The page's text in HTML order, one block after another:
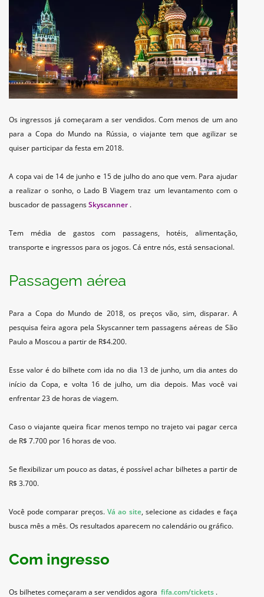
Os ingressos já começaram a ser vendidos. Com menos de um ano
para a Copa do Mundo na Rússia, o viajante tem que agilizar se
quiser participar da festa em 2018.
A copa vai de 14 de junho e 15 de julho do ano que vem. Para ajudar
a realizar o sonho, o Lado B Viagem traz um levantamento com o
buscador de passagensSkyscanner .
Tem média de gastos com passagens, hotéis, alimentação,
transporte e ingressos para os jogos. Cá entre nós, está sensacional.
Passagem aérea
Para a Copa do Mundo de 2018, os preços vão, sim, disparar. A
pesquisa feira agora pela Skyscanner tem passagens aéreas de São
Paulo a Moscou a partir de R$4.200.
Esse valor é do bilhete com ida no dia 13 de junho, um dia antes do
início da Copa, e volta 16 de julho, um dia depois. Mas você vai
enfrentar 23 de horas de viagem.
Caso o viajante queira ficar menos tempo no trajeto vai pagar cerca
de R$ 7.700 por 16 horas de voo.
Se flexibilizar um pouco as datas, é possível achar bilhetes a partir de
R$ 3.700.
Você pode comparar preços.Vá ao site, selecione as cidades e faça
busca mês a mês. Os resultados aparecem no calendário ou gráfico.
Com ingresso
Os bilhetes começaram a ser vendidos agora fifa.com/tickets .